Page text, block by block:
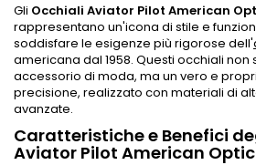
Gli Occhiali Aviator Pilot American
rappresentano un'icona di stile e
soddisfare le esigenze più rigorose dell'
americana dal 1958. Questi occhiali non
accessorio di moda, ma un vero e
precisione, realizzato con materiali di
avanzate.
Caratteristiche e Benefici
Aviator Pilot American